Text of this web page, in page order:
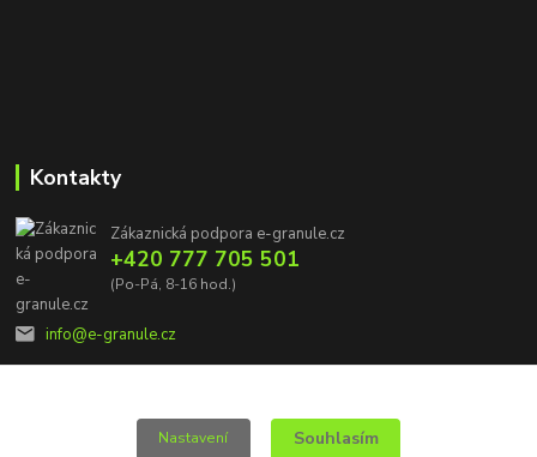
Kontakty
Zákaznická podpora e-granule.cz
+420 777 705 501
(Po-Pá, 8-16 hod.)
info@e-granule.cz
Nastavení Souhlasím